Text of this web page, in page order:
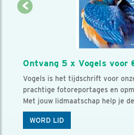
Ontvang 5 x Vogels voor
Vogels is het tijdschrift voor
prachtige fotoreportages en
Met jouw lidmaatschap help je
WORD LID